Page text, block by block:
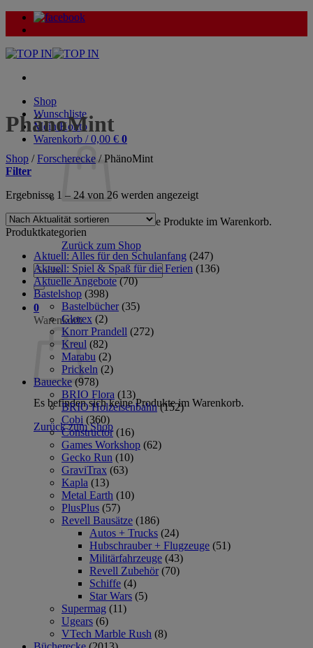
Zum
Inhalt
Shop
Wunschliste
Mein Konto
Warenkorb /0,00 € 0
Es befinden sich keine Produkte im Warenkorb.
Zurück zum Shop
Suche
nach:
0
Warenkorb
Es befinden sich keine Produkte im Warenkorb.
Zurück zum Shop
PhänoMint
Shop / Forscherecke /PhänoMint
Filter
Ergebnisse 1 – 24 von 26 werden angezeigtNach
sortiert
Produktkategorien
Aktuell: Alles für den Schulanfang (247)
Aktuell: Spiel & Spaß für die Ferien (136)
Aktuelle Angebote (70)
Bastelshop (398)
Bastelbücher (35)
Glorex (2)
Knorr Prandell (272)
Kreul (82)
Marabu (2)
Prickeln (2)
Bauecke (978)
BRIO Flora (13)
BRIO Holzeisenbahn (152)
Cobi (360)
Constructor (16)
Games Workshop (62)
Gecko Run (10)
GraviTrax (63)
Kapla (13)
Metal Earth (10)
PlusPlus (57)
Revell Bausätze (186)
Autos + Trucks (24)
Hubschrauber + Flugzeuge (51)
Militärfahrzeuge (43)
Revell Zubehör (70)
Schiffe (4)
Star Wars (5)
Supermag (11)
Ugears (6)
VTech Marble Rush (8)